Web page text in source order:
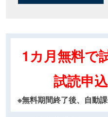
1カ月無料で
試読申
※無料期間終了後、自動